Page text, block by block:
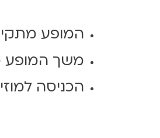
המופע
משך המופע
הכניסה